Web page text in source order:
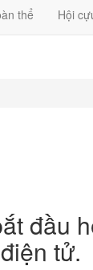
thể Hội
đầu
tử.